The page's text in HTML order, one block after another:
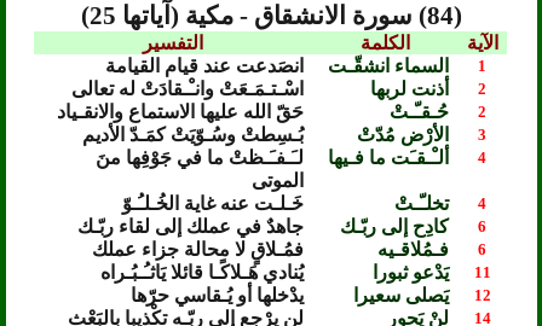
(84) سورة الانشقاق - مكية (آياتها 25)
الآية الكلمة التفسير
1 السماء انشقّـت انصَدعت عند قيام القيامة
2 أذنت لربها اسْـتـمَـعَتْ وانـْـقادَتْ له تعالى
2 حُـقـّـتْ حَقّ الله عليها الاستماع والانقـياد
3 الأرْض مُدّتْ بُـسِطتْ وسُـوّيَتْ كمَـدّ الأديم
4 ألـْـقـَت ما فـيها
لـَـفـَـظتْ ما في جَوْفِها منَ
الموتى
4 تخلـّـتْ خَـلـت عنه غاية الخُـلـُـوّ
6 كادِح إلى ربّـك جاهدٌ في عملك إلى لقاء ربّـك
6 فـمُلاقـيه فمُـلاقٍ لا محالة جزاء عملك
11 يَدْعو ثبورا يُنادي هَـلاكًـا قائلا يَاثـُـبُـراه
12 يَصلى سعيرا يدْخلها أو يُـقاسي حرّها
14 لنْ يَحور لن يرْجع إلى ربّـه تكْذيبا بالبَعْث